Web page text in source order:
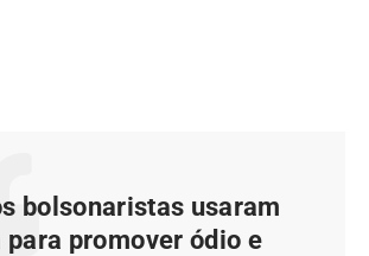
bolsonaristas usaram
para promover ódio e